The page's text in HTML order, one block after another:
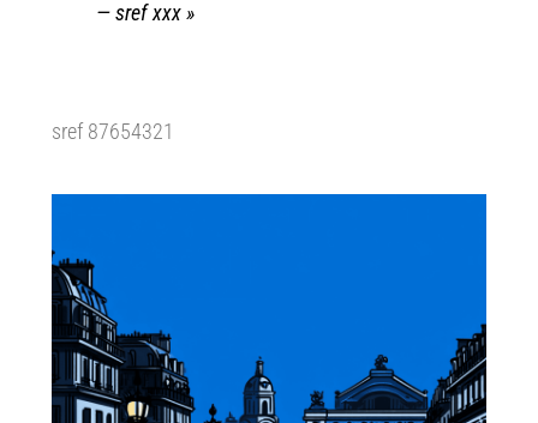
— sref xxx »
sref 87654321